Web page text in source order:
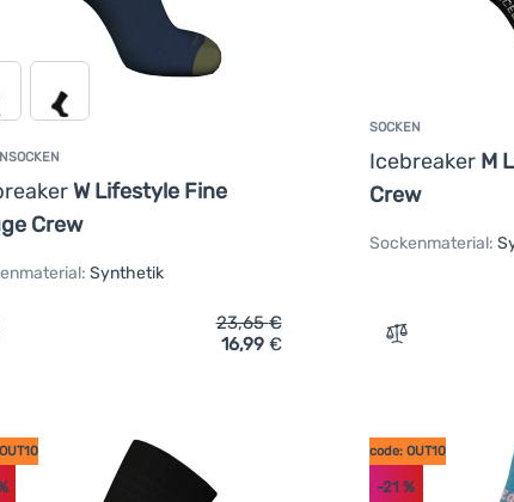
W Lifestyle Fine
Crew
Synthetik
Vergleich 'Damensocken Icebreaker W Lifestyle Fine
23,65€
16,99 €
SOCKEN
Icebreaker M
Crew
Sockenmaterial:
Zum
code: OUT10
-21 %